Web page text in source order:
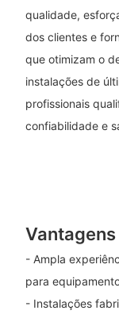
qualidade,
dos clientes e
que otimizam o
instalações de
profissionais
confiabilidade e
- Ampla
para
- Instalações